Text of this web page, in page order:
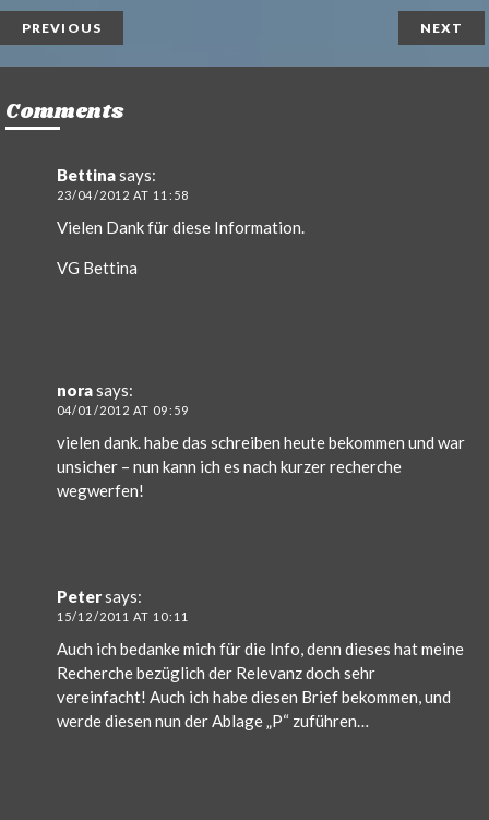
PREVIOUS NEXT
Comments
Bettinasays:
23/04/2012 AT 11:58
Vielen Dank für diese Information.
VG Bettina
norasays:
04/01/2012 AT 09:59
vielen dank. habe das schreiben heute bekommen und war
unsicher – nun kann ich es nach kurzer recherche
wegwerfen!
Petersays:
15/12/2011 AT 10:11
Auch ich bedanke mich für die Info, denn dieses hat meine
Recherche bezüglich der Relevanz doch sehr
vereinfacht! Auch ich habe diesen Brief bekommen, und
werde diesen nun der Ablage „P“ zuführen…